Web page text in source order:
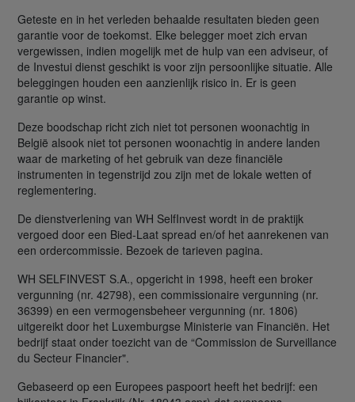
Geteste en in het verleden behaalde resultaten bieden geen
garantie voor de toekomst. Elke belegger moet zich ervan
vergewissen, indien mogelijk met de hulp van een adviseur, of
de Investui dienst geschikt is voor zijn persoonlijke situatie. Alle
beleggingen houden een aanzienlijk risico in. Er is geen
garantie op winst.
Deze boodschap richt zich niet tot personen woonachtig in
België alsook niet tot personen woonachtig in andere landen
waar de marketing of het gebruik van deze financiële
instrumenten in tegenstrijd zou zijn met de lokale wetten of
reglementering.
De dienstverlening van WH SelfInvest wordt in de praktijk
vergoed door een Bied-Laat spread en/of het aanrekenen van
een ordercommissie. Bezoek de tarieven pagina.
WH SELFINVEST S.A., opgericht in 1998, heeft een broker
vergunning (nr. 42798), een commissionaire vergunning (nr.
36399) en een vermogensbeheer vergunning (nr. 1806)
uitgereikt door het Luxemburgse Ministerie van Financiën. Het
bedrijf staat onder toezicht van de “Commission de Surveillance
du Secteur Financier".
Gebaseerd op een Europees paspoort heeft het bedrijf: een